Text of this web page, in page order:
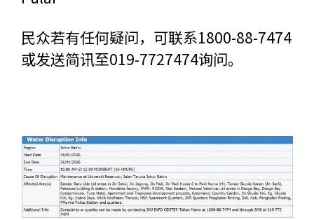
民众若有任何疑问，可联系1800-88-7474
或发送简讯至019-7727474询问。